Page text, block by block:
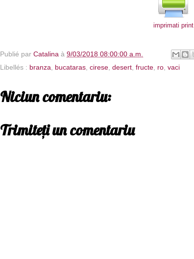
imprimati print
Publié par Catalina à 9/03/2018 08:00:00 a.m.
Libellés : branza, bucataras, cirese, desert, fructe, ro, vaci
Niciun comentariu:
Trimiteți un comentariu